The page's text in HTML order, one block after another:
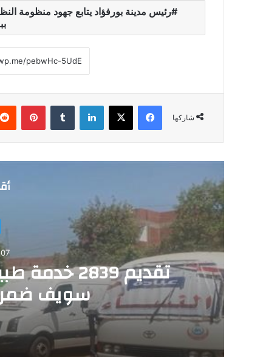
رئيس مدينة بورفؤاد يتابع جهود منظومة
شاركها
فيسبوك لينكدإن بينتيريست
تقديم 2839
سويف ضمن